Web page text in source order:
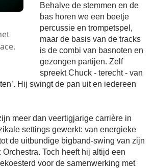
Behalve de stemmen en de
bas horen we een beetje
percussie en trompetspel,
maar de basis van de tracks
is de combi van basnoten en
gezongen partijen. Zelf
spreekt Chuck - terecht - van
Hij swingt de pan uit en iedereen
meer dan veertigjarige carrière in
settings gewerkt: van energieke
de uitbundige bigband-swing van zijn
Toch heeft hij altijd een
voor de samenwerking met